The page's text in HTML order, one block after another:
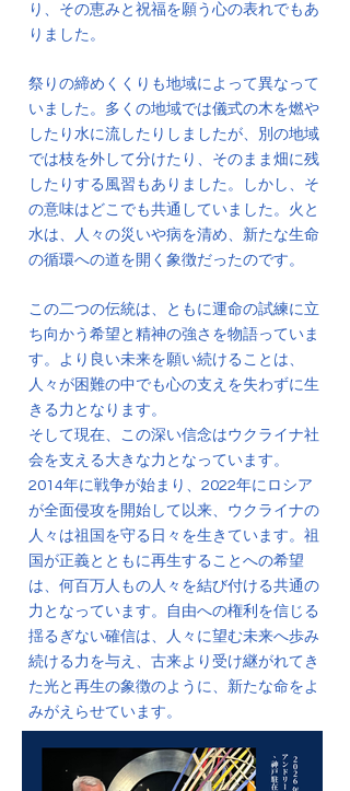
り、その恵みと祝福を願う心の表れでもあ
りました。
祭りの締めくくりも地域によって異なって
いました。多くの地域では儀式の木を燃や
したり水に流したりしましたが、別の地域
では枝を外して分けたり、そのまま畑に残
したりする風習もありました。しかし、そ
の意味はどこでも共通していました。火と
水は、人々の災いや病を清め、新たな生命
の循環への道を開く象徴だったのです。
この二つの伝統は、ともに運命の試練に立
ち向かう希望と精神の強さを物語っていま
す。より良い未来を願い続けることは、
人々が困難の中でも心の支えを失わずに生
きる力となります。
そして現在、この深い信念はウクライナ社
会を支える大きな力となっています。
2014年に戦争が始まり、2022年にロシア
が全面侵攻を開始して以来、ウクライナの
人々は祖国を守る日々を生きています。祖
国が正義とともに再生することへの希望
は、何百万人もの人々を結び付ける共通の
力となっています。自由への権利を信じる
揺るぎない確信は、人々に望む未来へ歩み
続ける力を与え、古来より受け継がれてき
た光と再生の象徴のように、新たな命をよ
みがえらせています。